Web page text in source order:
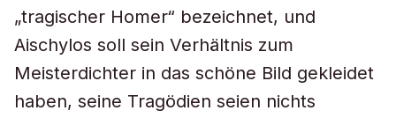
„tragischer Homer“ bezeichnet, und
Aischylos soll sein Verhältnis zum
Meisterdichter in das schöne Bild gekleidet
haben, seine Tragödien seien nichts